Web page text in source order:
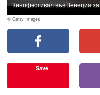
Кинофестивал във Венеция
© Getty Images
Save